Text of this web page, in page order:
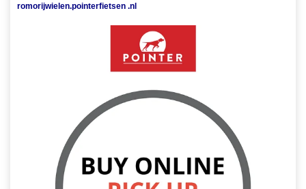
romorijwielen.pointerfietsen .nl